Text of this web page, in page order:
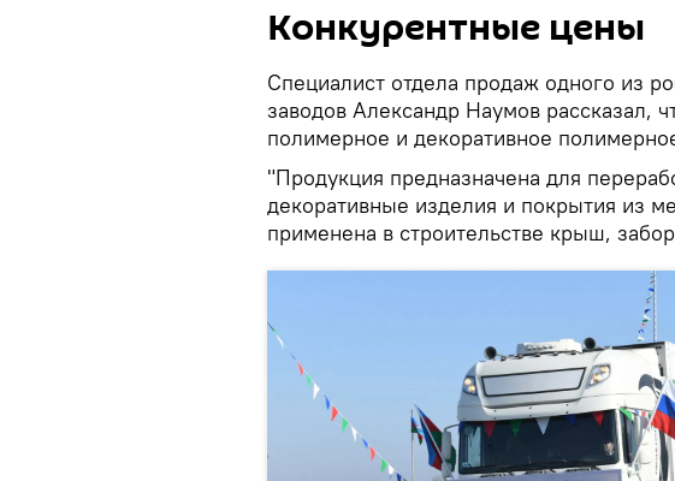
Конкурентные цены
Специалист отдела продаж одного из
заводов Александр Наумов рассказал,
полимерное и декоративное
"Продукция предназначена для
декоративные изделия и покрытия из
применена в строительстве крыш,